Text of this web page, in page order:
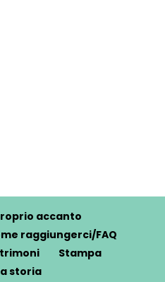
accanto
raggiungerci/FAQ
Stampa
storia